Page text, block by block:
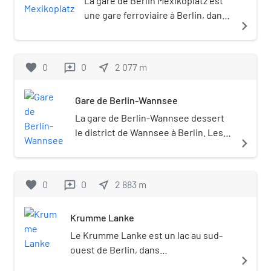
oubliées depuis longtemps font partie
pratique de l’artisanat ancien par des
une gare ferroviaire à Berlin, dans
se situe dans la place du même
navigate_next
favorite 0 reviews 0 near_me 2 077 m
Gare de Berlin-Wannsee
La gare de Berlin-Wannsee dessert
le district de Wannsee à Berlin. Les
navigate_next
favorite 0 reviews 0 near_me 2 883 m
Krumme Lanke
Le Krumme Lanke est un lac au sud-
ouest de Berlin, dans
navigate_next